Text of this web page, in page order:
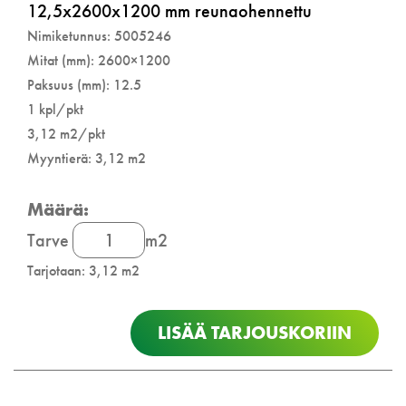
12,5x2600x1200 mm reunaohennettu
Nimiketunnus: 5005246
Mitat (mm): 2600×1200
Paksuus (mm): 12.5
1 kpl/pkt
3,12 m2/pkt
Myyntierä: 3,12 m2
TarveKipsilevy
määrä
m2
Tarjotaan: 3,12 m2
LISÄÄ TARJOUSKORIIN